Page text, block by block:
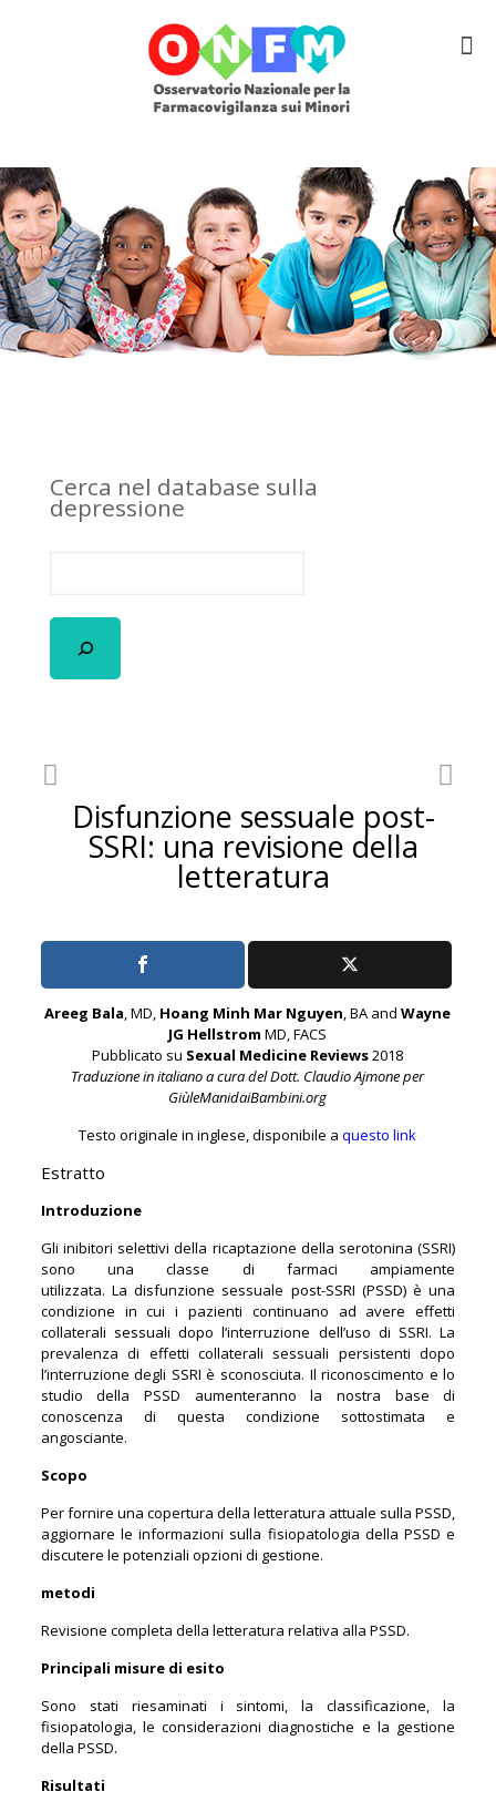
Cerca nel database sulla
depressione
Disfunzione sessuale post-
SSRI: una revisione della
letteratura
Areeg Bala, MD, Hoang Minh Mar Nguyen, BA andWayne
JG Hellstrom MD, FACS
Pubblicato su Sexual Medicine Reviews2018
Traduzione in italiano a cura del Dott. Claudio Ajmone per
GiùleManidaiBambini.org
Testo originale in inglese, disponibile aquesto link
Estratto
Introduzione
Gli inibitori selettivi della ricaptazione della serotonina (SSRI)
sono una classe di farmaci ampiamente
utilizzata. La disfunzione sessuale post-SSRI (PSSD) è una
condizione in cui i pazienti continuano ad avere effetti
collaterali sessuali dopo l’interruzione dell’uso di SSRI. La
prevalenza di effetti collaterali sessuali persistenti dopo
l’interruzione degli SSRI è sconosciuta. Il riconoscimento e lo
studio della PSSD aumenteranno la nostra base di
conoscenza di questa condizione sottostimata e
angosciante.
Scopo
Per fornire una copertura della letteratura attuale sulla PSSD,
aggiornare le informazioni sulla fisiopatologia della PSSD e
discutere le potenziali opzioni di gestione.
metodi
Revisione completa della letteratura relativa alla PSSD.
Principali misure di esito
Sono stati riesaminati i sintomi, la classificazione, la
fisiopatologia, le considerazioni diagnostiche e la gestione
della PSSD.
Risultati